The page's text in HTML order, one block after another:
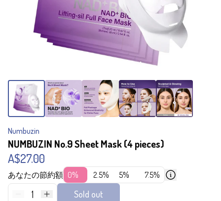
Numbuzin
NUMBUZIN No.9 Sheet Mask (4 pieces)
A$27.00
あなたの節約額 0% 2.5% 5% 7.5%
1 Sold out